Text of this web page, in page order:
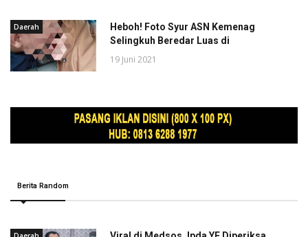
Daerah
Heboh! Foto Syur ASN Kemenag
Selingkuh Beredar Luas di
19 Juni 2021
Berita Random